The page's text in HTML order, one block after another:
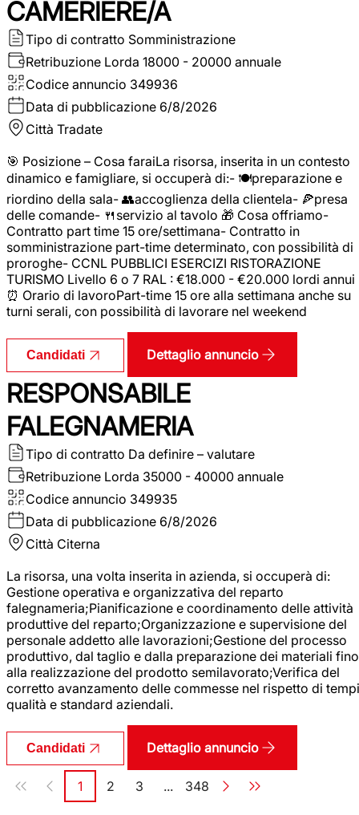
CAMERIERE/A
Tipo di contratto Somministrazione
Retribuzione Lorda 18000 - 20000 annuale
Codice annuncio 349936
Data di pubblicazione 6/8/2026
Città Tradate
🎯 Posizione – Cosa faraiLa risorsa, inserita in un contesto
dinamico e famigliare, si occuperà di:- 🍽️preparazione e
riordino della sala- 👥accoglienza della clientela- 🍕presa
delle comande- 🍴servizio al tavolo 🎁 Cosa offriamo-
Contratto part time 15 ore/settimana- Contratto in
somministrazione part-time determinato, con possibilità di
proroghe- CCNL PUBBLICI ESERCIZI RISTORAZIONE
TURISMO Livello 6 o 7 RAL : €18.000 - €20.000 lordi annui
⏰ Orario di lavoroPart-time 15 ore alla settimana anche su
turni serali, con possibilità di lavorare nel weekend
Candidati Dettaglio annuncio
RESPONSABILE
FALEGNAMERIA
Tipo di contratto Da definire – valutare
Retribuzione Lorda 35000 - 40000 annuale
Codice annuncio 349935
Data di pubblicazione 6/8/2026
Città Citerna
La risorsa, una volta inserita in azienda, si occuperà di:
Gestione operativa e organizzativa del reparto
falegnameria;Pianificazione e coordinamento delle attività
produttive del reparto;Organizzazione e supervisione del
personale addetto alle lavorazioni;Gestione del processo
produttivo, dal taglio e dalla preparazione dei materiali fino
alla realizzazione del prodotto semilavorato;Verifica del
corretto avanzamento delle commesse nel rispetto di
qualità e standard aziendali.
Candidati Dettaglio annuncio
Paginazione
Pagina
1 Pagina
2 Pagina
3 ... Pagina
348